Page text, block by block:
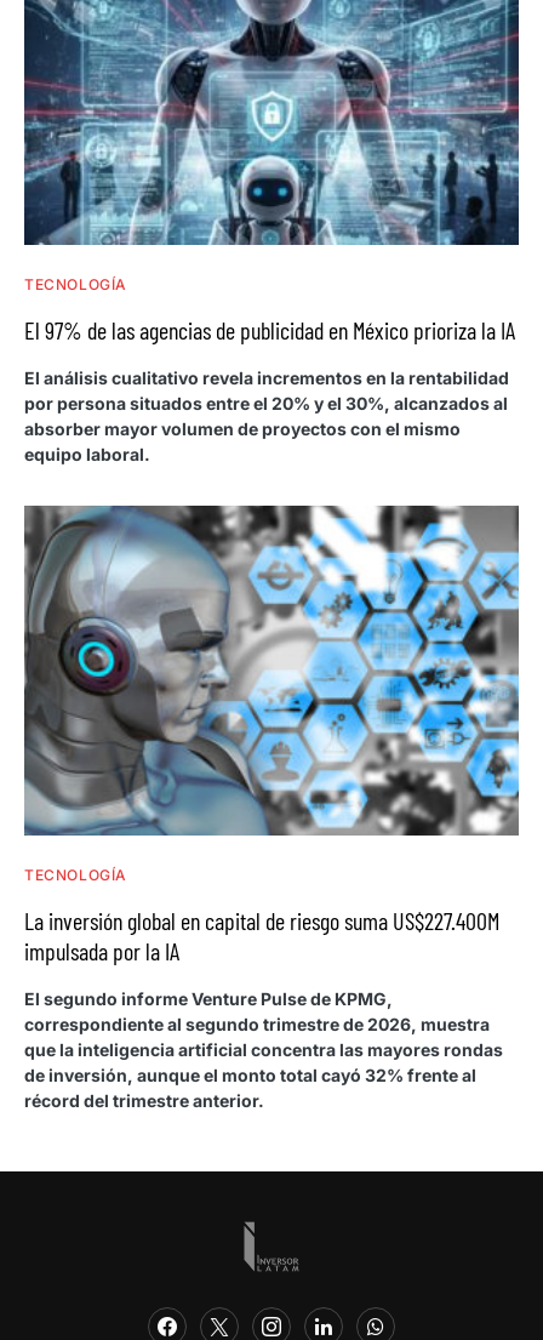
TECNOLOGÍA
El 97% de las agencias de publicidad en México prioriza la IA
El análisis cualitativo revela incrementos en la rentabilidad
por persona situados entre el 20% y el 30%, alcanzados al
absorber mayor volumen de proyectos con el mismo
equipo laboral.
TECNOLOGÍA
La inversión global en capital de riesgo suma US$227.400M
impulsada por la IA
El segundo informe Venture Pulse de KPMG,
correspondiente al segundo trimestre de 2026, muestra
que la inteligencia artificial concentra las mayores rondas
de inversión, aunque el monto total cayó 32% frente al
récord del trimestre anterior.